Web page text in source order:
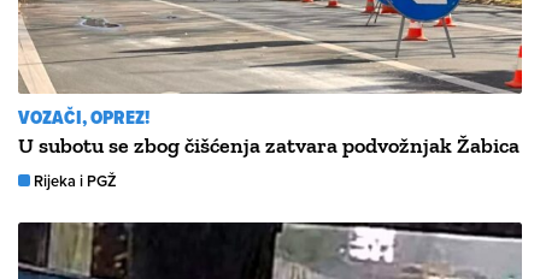
VOZAČI, OPREZ!
U subotu se zbog čišćenja zatvara podvožnjak Žabica
Rijeka i PGŽ